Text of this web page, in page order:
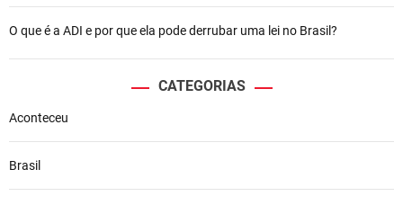
O que é a ADI e por que ela pode derrubar uma lei no Brasil?
CATEGORIAS
Aconteceu
Brasil